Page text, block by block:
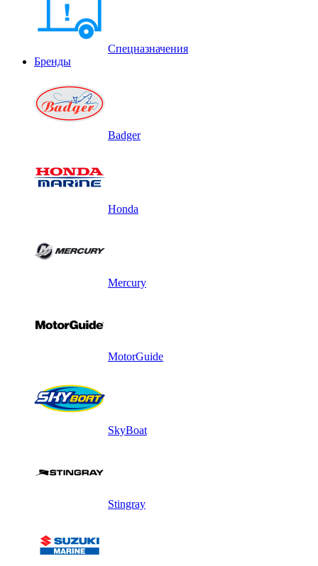
Спецназначения
Бренды
Badger
Honda
Mercury
MotorGuide
SkyBoat
Stingray